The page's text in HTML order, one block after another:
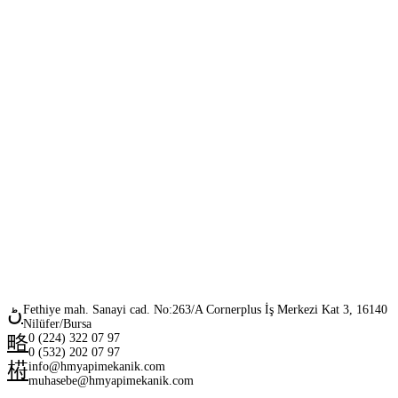
Fethiye mah. Sanayi cad. No:263/A Cornerplus İş Merkezi Kat 3, 16140
Nilüfer/Bursa
0 (224) 322 07 97
0 (532) 202 07 97
info@hmyapimekanik.com
muhasebe@hmyapimekanik.com